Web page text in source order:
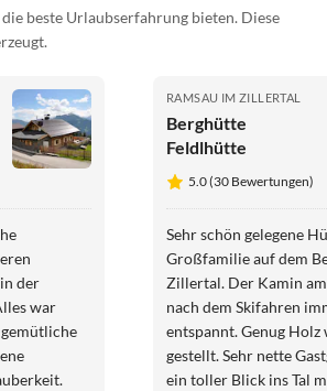
beste Urlaubserfahrung bieten. Diese
der
war
RAMSAU IM ZILLERTAL
Berghütte
Feldlhütte
5.0 (30 Bewertungen)
Sehr schön gelegene
Großfamilie auf dem
Zillertal. Der Kamin
nach dem Skifahren
entspannt. Genug Holz
gestellt. Sehr nette
ein toller Blick ins Tal